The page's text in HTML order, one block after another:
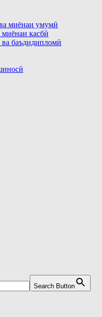
миёнаи умумӣ
касбӣ
баъдидипломӣ
Search Button